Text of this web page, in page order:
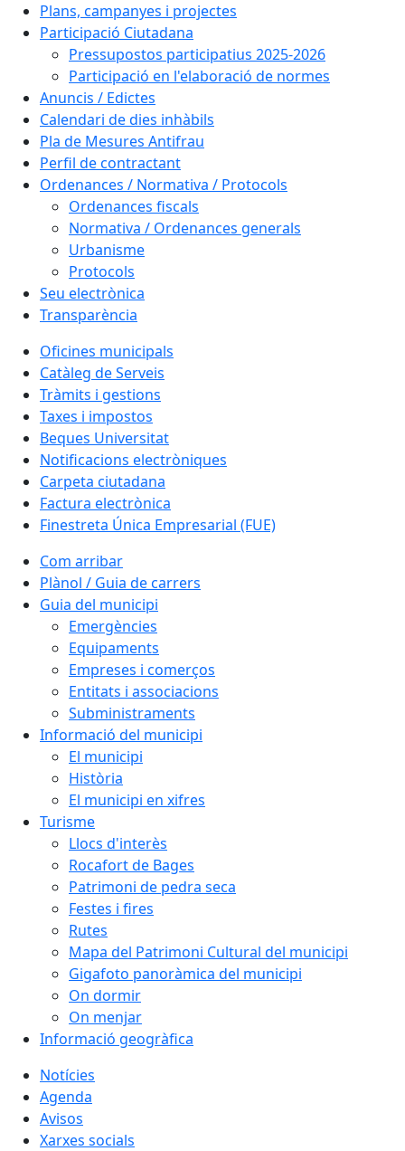
Plans, campanyes i projectes
Participació Ciutadana
Pressupostos participatius 2025-2026
Participació en l'elaboració de normes
Anuncis / Edictes
Calendari de dies inhàbils
Pla de Mesures Antifrau
Perfil de contractant
Ordenances / Normativa / Protocols
Ordenances fiscals
Normativa / Ordenances generals
Urbanisme
Protocols
Seu electrònica
Transparència
Oficines municipals
Catàleg de Serveis
Tràmits i gestions
Taxes i impostos
Beques Universitat
Notificacions electròniques
Carpeta ciutadana
Factura electrònica
Finestreta Única Empresarial (FUE)
Com arribar
Plànol / Guia de carrers
Guia del municipi
Emergències
Equipaments
Empreses i comerços
Entitats i associacions
Subministraments
Informació del municipi
El municipi
Història
El municipi en xifres
Turisme
Llocs d'interès
Rocafort de Bages
Patrimoni de pedra seca
Festes i fires
Rutes
Mapa del Patrimoni Cultural del municipi
Gigafoto panoràmica del municipi
On dormir
On menjar
Informació geogràfica
Notícies
Agenda
Avisos
Xarxes socials